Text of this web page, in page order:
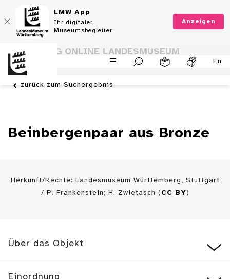
LMW App
Ihr digitaler
Museumsbegleiter
Anzeigen
En
SAMMLUNG ONLINE LANDESMUSEUM
WÜRTTEMBERG
zurück zum Suchergebnis
Beinbergenpaar aus Bronze
Herkunft/Rechte: Landesmuseum Württemberg, Stuttgart
/ P. Frankenstein; H. Zwietasch ( CC BY)
Über das Objekt